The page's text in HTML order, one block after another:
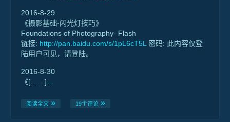
2016-8-29
《摄影基础-闪光灯技巧》
Foundations of Photography- Flash
链接: http://pan.baidu.com/s/1pL6cT5L 密码: 此内容仅登
陆用户可见，请登陆。
2016-8-30
《[……]
阅读全文 19个评论